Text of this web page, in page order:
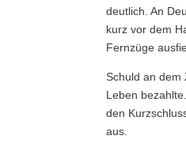
deutlich. An
kurz vor dem
Fernzüge
Schuld an dem
Leben
den
aus.